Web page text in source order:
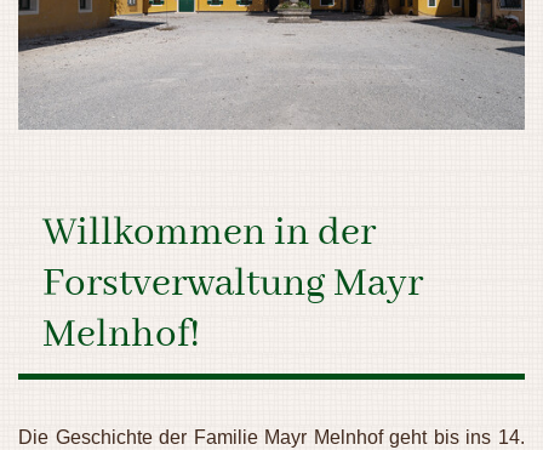
Willkommen in der
Forstverwaltung Mayr
Melnhof!
Die Geschichte der Familie Mayr Melnhof geht bis ins 14.